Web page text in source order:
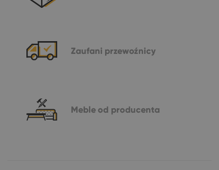
Zaufani przewoźnicy
Meble od producenta